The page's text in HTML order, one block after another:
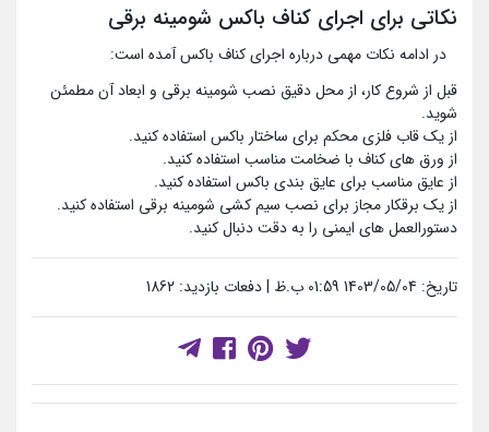
نکاتی برای اجرای کناف باکس شومینه برقی
در ادامه نکات مهمی درباره اجرای کناف باکس آمده است:
قبل از شروع کار، از محل دقیق نصب شومینه برقی و ابعاد آن مطمئن
شوید.
از یک قاب فلزی محکم برای ساختار باکس استفاده کنید.
از ورق های کناف با ضخامت مناسب استفاده کنید.
از عایق مناسب برای عایق بندی باکس استفاده کنید.
از یک برقکار مجاز برای نصب سیم کشی شومینه برقی استفاده کنید.
دستورالعمل های ایمنی را به دقت دنبال کنید.
تاریخ: 1403/05/04 01:59 ب.ظ | دفعات بازدید: 1862